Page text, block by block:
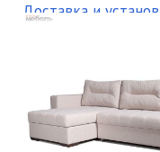
Доставка и